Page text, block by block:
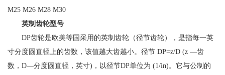
M25 M26 M28 M30
英制齿轮型号
DP齿轮是欧美等国采用的英制齿轮（径节齿轮），是指每一英
寸分度圆直径上的齿数，该值越大齿越小。径节 DP=z/D (z —齿
数，D—分度圆直径，英寸)，以径节DP单位为 (1/in)。它与公制的